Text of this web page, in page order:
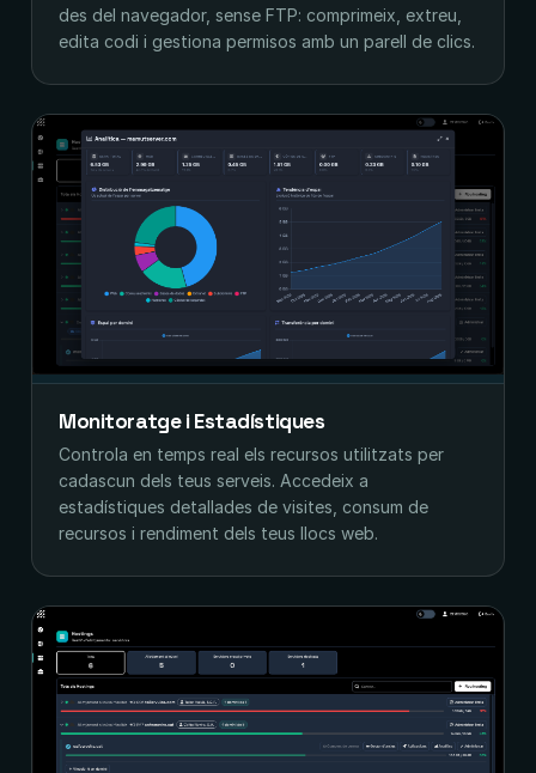
des del navegador, sense FTP: comprimeix, extreu,
edita codi i gestiona permisos amb un parell de clics.
Monitoratge i Estadístiques
Controla en temps real els recursos utilitzats per
cadascun dels teus serveis. Accedeix a
estadístiques detallades de visites, consum de
recursos i rendiment dels teus llocs web.